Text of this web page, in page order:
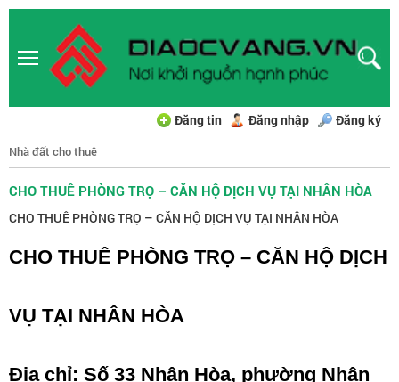
Đăng tin Đăng nhập Đăng ký
Nhà đất cho thuê
CHO THUÊ PHÒNG TRỌ – CĂN HỘ DỊCH VỤ TẠI NHÂN HÒA
CHO THUÊ PHÒNG TRỌ – CĂN HỘ DỊCH VỤ TẠI NHÂN HÒA
CHO THUÊ PHÒNG TRỌ – CĂN HỘ DỊCH
VỤ TẠI NHÂN HÒA
Địa chỉ: Số 33 Nhân Hòa, phường Nhân